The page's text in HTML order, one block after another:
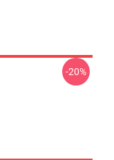
-20%